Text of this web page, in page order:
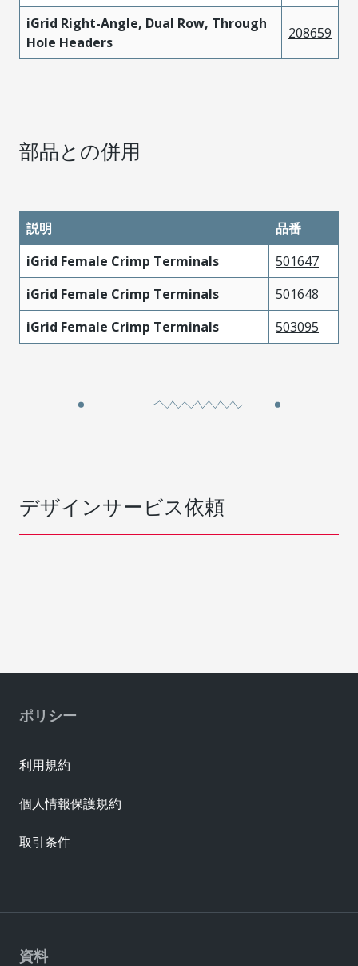
iGrid Right-Angle, Dual Row, Through
Hole Headers
208659
部品との併用
説明
品番
iGrid Female Crimp Terminals
501647
iGrid Female Crimp Terminals
501648
iGrid Female Crimp Terminals
503095
デザインサービス依頼
資料
ポリシー
利用規約
個人情報保護規約
取引条件